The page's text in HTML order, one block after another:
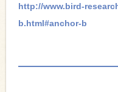
http://www.bird-
b.html#anchor-b